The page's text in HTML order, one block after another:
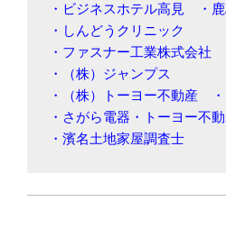
・ビジネスホテル高見　・
・しんどうクリニック
・ファスナー工業株式会
・（株）ジャンプス
・（株）トーヨー不動産　
・さがら電器 ・トーヨー不
・濱名土地家屋調査士